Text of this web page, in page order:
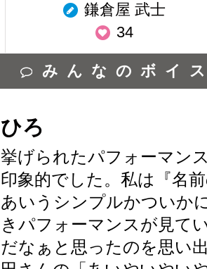
鎌倉屋 武士
34
みんなのボイ
ひろ
挙げられたパフォーマン
印象的でした。私は『名
あいうシンプルかついか
きパフォーマンスが見て
だなぁと思ったのを思い